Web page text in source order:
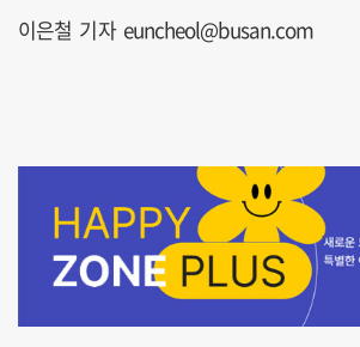
이은철 기자 euncheol@busan.com